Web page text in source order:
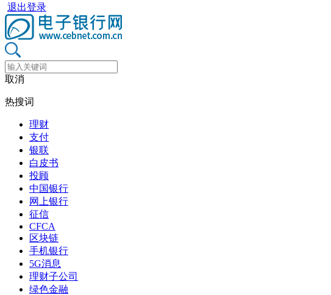
退出登录
取消
热搜词
理财
支付
银联
白皮书
投顾
中国银行
网上银行
征信
CFCA
区块链
手机银行
5G消息
理财子公司
绿色金融